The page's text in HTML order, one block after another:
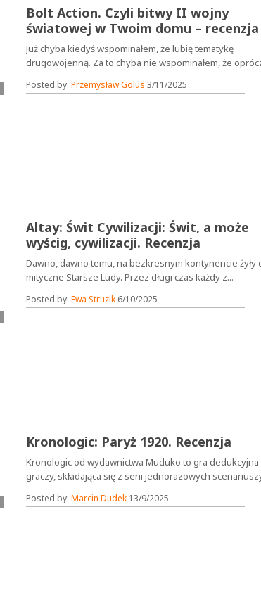
Bolt Action. Czyli bitwy II wojny
światowej w Twoim domu – recenzja
Już chyba kiedyś wspominałem, że lubię tematykę
drugowojenną. Za to chyba nie wspominałem, że
Posted by: Przemysław Golus 3/11/2025
Altay: Świt Cywilizacji: Świt, a może
wyścig, cywilizacji. Recenzja
Dawno, dawno temu, na bezkresnym kontynencie żyły
mityczne Starsze Ludy. Przez długi czas każdy z...
Posted by: Ewa Struzik 6/10/2025
Kronologic: Paryż 1920. Recenzja
Kronologic od wydawnictwa Muduko to gra dedukcyjna
graczy, składająca się z serii jednorazowych
Posted by: Marcin Dudek 13/9/2025